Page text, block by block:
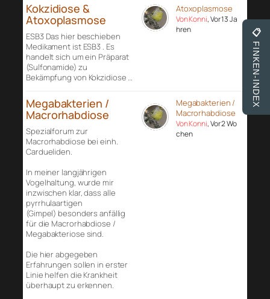
Kokzidiose &
Atoxoplasmose
ESB3 Das hier beschieben
Medikament ist ESB3 . Es
handelt sich um ein Präparat
(Sulfonamide) zu
Bekämpfung von Kokzidiose …
Atoxoplasmose
Von Konni, Vor 13 Ja
hren
Megabakterien /
Macrorhabdiose
Spezialforum zur
Macrorhabdiose bei einh.
Cardueliden.
In meiner langjährigen
Vogelhaltung, wurde mir
inzwischen klar, dass alle
pyrrhulaartigen
(Gimpel) besonders anfällig
für die Macrorhabdiose /
Megabakteriose sind.
Die hier abgegeben
Erfahrungen sollen in erster
Linie helfen die Krankheit
überhaupt zu erkennen.
Megabakterien /
Macrorhabdiose
Von Konni, Vor 2 Wo
chen
📋
FINKEN-INDEX